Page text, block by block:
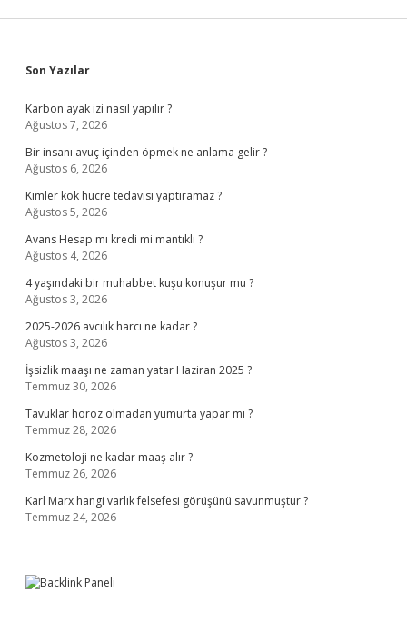
Sidebar
Son Yazılar
Karbon ayak izi nasıl yapılır ?
Ağustos 7, 2026
Bir insanı avuç içinden öpmek ne anlama gelir ?
Ağustos 6, 2026
Kimler kök hücre tedavisi yaptıramaz ?
Ağustos 5, 2026
Avans Hesap mı kredi mi mantıklı ?
Ağustos 4, 2026
4 yaşındaki bir muhabbet kuşu konuşur mu ?
Ağustos 3, 2026
2025-2026 avcılık harcı ne kadar ?
Ağustos 3, 2026
İşsizlik maaşı ne zaman yatar Haziran 2025 ?
Temmuz 30, 2026
Tavuklar horoz olmadan yumurta yapar mı ?
Temmuz 28, 2026
Kozmetoloji ne kadar maaş alır ?
Temmuz 26, 2026
Karl Marx hangi varlık felsefesi görüşünü savunmuştur ?
Temmuz 24, 2026